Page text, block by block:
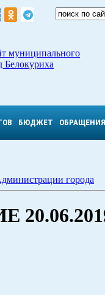
муниципального
Белокуриха
БЮДЖЕТ ОБРАЩЕНИЯ
города